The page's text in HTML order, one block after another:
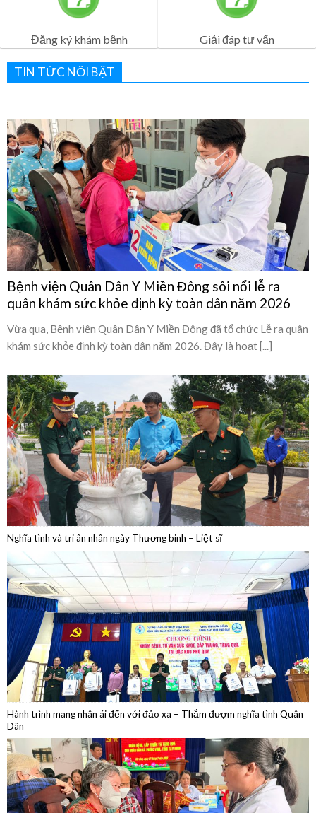
Lịch Khám Bệnh
Đăng ký khám bệnh Giải đáp tư vấn
TIN TỨC NỔI BẬT
Bệnh viện Quân Dân Y Miền Đông sôi nổi lễ ra
quân khám sức khỏe định kỳ toàn dân năm 2026
Vừa qua, Bệnh viện Quân Dân Y Miền Đông đã tổ chức Lễ ra quân
khám sức khỏe định kỳ toàn dân năm 2026. Đây là hoạt [...]
Nghĩa tình và tri ân nhân ngày Thương binh – Liệt sĩ
Hành trình mang nhân ái đến với đảo xa – Thắm đượm nghĩa tình Quân